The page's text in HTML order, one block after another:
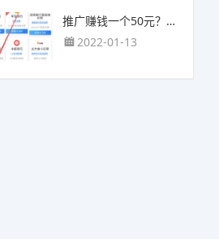
推广赚钱一个50元？我这个一个最高可以赚500元
2022-01-13